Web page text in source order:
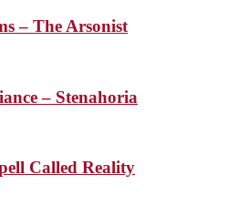
– The Arsonist
– Stenahoria
Called Reality